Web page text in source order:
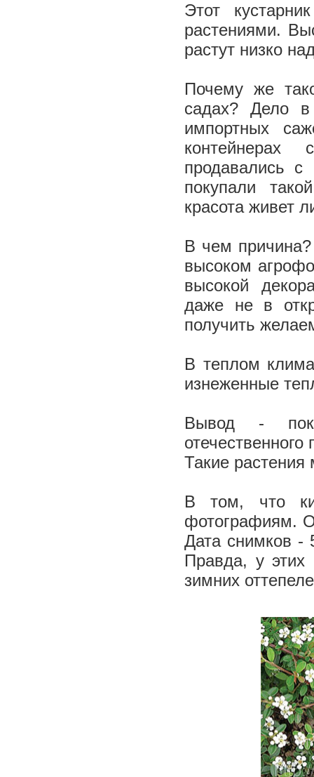
Этот
растениями.
растут низко
Почему же
садах? Дело
импортных
продавались
покупали
красота живет
В чем
высоком
высокой
даже не в
получить
В теплом
изнеженные
Вывод -
Такие
В том, что
фотографиям.
Дата снимков -
Правда, у
зимних